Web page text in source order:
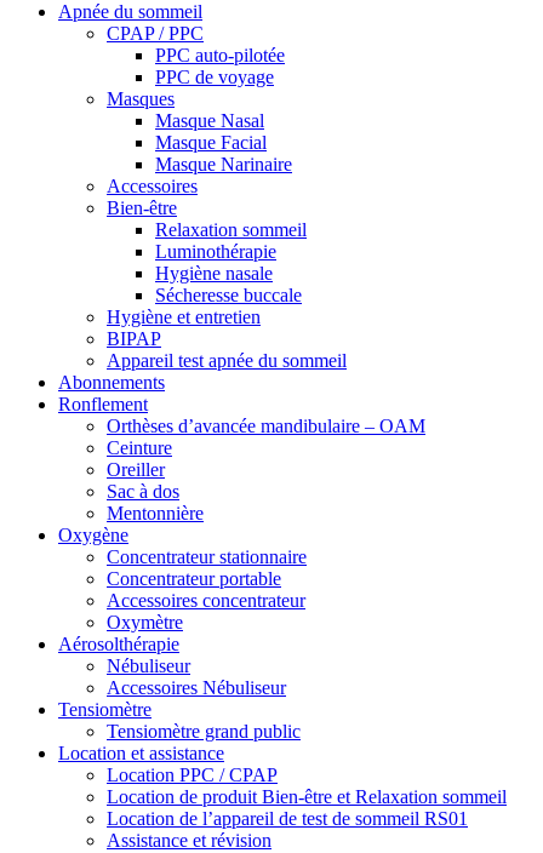
Apnée du sommeil
CPAP / PPC
PPC auto-pilotée
PPC de voyage
Masques
Masque Nasal
Masque Facial
Masque Narinaire
Accessoires
Bien-être
Relaxation sommeil
Luminothérapie
Hygiène nasale
Sécheresse buccale
Hygiène et entretien
BIPAP
Appareil test apnée du sommeil
Abonnements
Ronflement
Orthèses d’avancée mandibulaire – OAM
Ceinture
Oreiller
Sac à dos
Mentonnière
Oxygène
Concentrateur stationnaire
Concentrateur portable
Accessoires concentrateur
Oxymètre
Aérosolthérapie
Nébuliseur
Accessoires Nébuliseur
Tensiomètre
Tensiomètre grand public
Location et assistance
Location PPC / CPAP
Location de produit Bien-être et Relaxation sommeil
Location de l’appareil de test de sommeil RS01
Assistance et révision